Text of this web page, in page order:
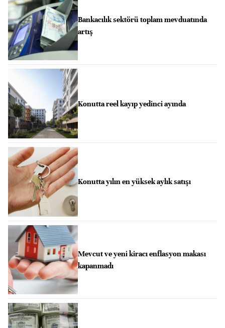
Bankacılık sektörü toplam mevduatında
artış
Konutta reel kayıp yedinci ayında
Konutta yılın en yüksek aylık satışı
Mevcut ve yeni kiracı enflasyon makası
kapanmadı